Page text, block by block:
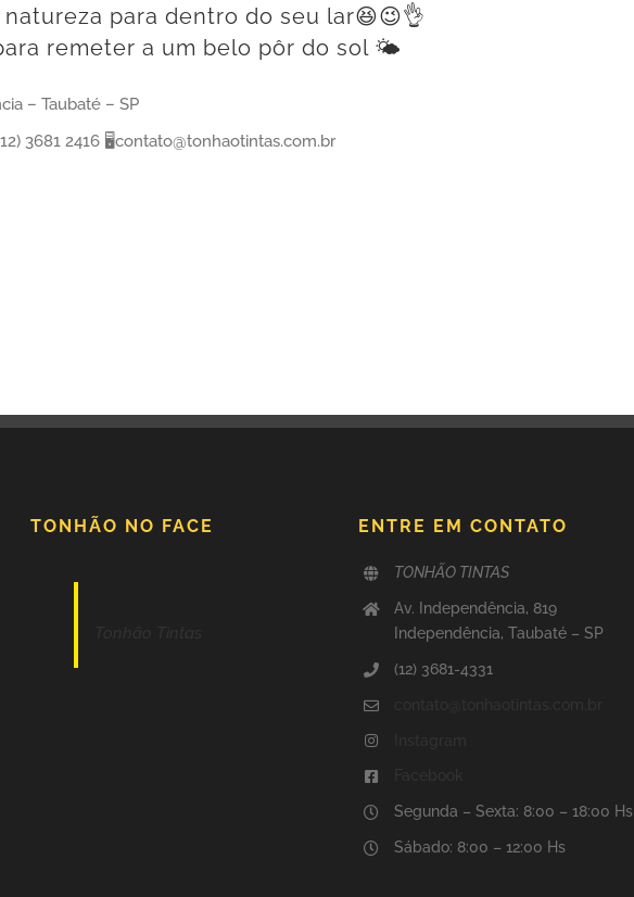
para dentro do seu lar😆😉👌
remeter a um belo pôr do sol 🌤
– Taubaté – SP
3681 2416 🖥contato@tonhaotintas.com.br
TONHÃO NO FACE ENTRE EM CONTATO
TONHÃO TINTAS
Av. Independência, 819
Independência, Taubaté – SP
(12) 3681-4331
Segunda – Sexta: 8:00 – 18:00 Hs
Sábado: 8:00 – 12:00 Hs